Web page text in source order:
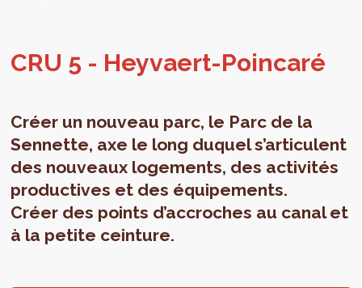
CRU 5 - Hey­vaert-Poin­caré
Créer un nouveau parc, le Parc de la
Sennette, axe le long duquel s’articulent
des nouveaux logements, des activités
productives et des équipements.
Créer des points d’accroches au canal et
à la petite ceinture.